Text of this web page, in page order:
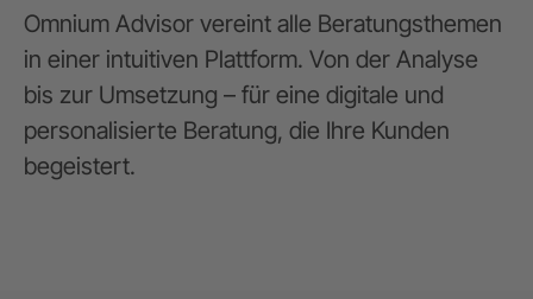
Omnium Advisor vereint alle Beratungsthemen
in einer intuitiven Plattform. Von der Analyse
bis zur Umsetzung – für eine digitale und
personalisierte Beratung, die Ihre Kunden
begeistert.